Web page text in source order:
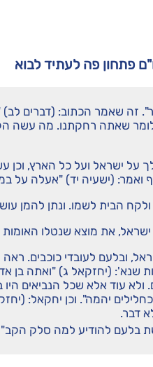
פתחון פה לעתיד לבוא
זה שאמר הכתוב: (דברים
שאתה רחקתנו. מה עשה
ישראל ועל כל הארץ, וכן
ואמר: (ישעיה יד) "אעלה על
ולקח הבית לשמו. ונתן להמן
את מוצא שנטלו האומות
ובלעם לעובדי כוכבים. ראה
שנא': (יחזקאל ג) "ואתה בן
ולא עוד אלא שכל הנביאים
יהמה". וכן יחקאל:
דבר.
בלעם להודיע למה סלק